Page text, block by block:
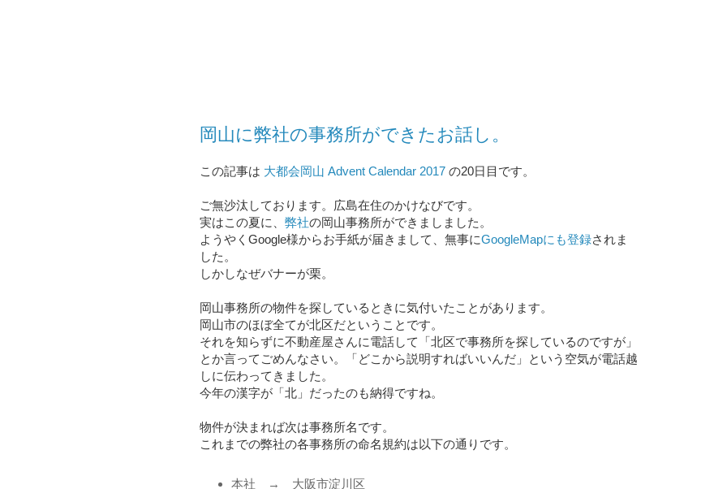
岡山に弊社の事務所ができたお話し。
この記事は 大都会岡山 Advent Calendar 2017 の20日目です。
ご無沙汰しております。広島在住のかけなびです。
実はこの夏に、 弊社の岡山事務所ができましました。
ようやくGoogle様からお手紙が届きまして、無事にGoogleMapにも登録されま
した。
しかしなぜバナーが栗。
岡山事務所の物件を探しているときに気付いたことがあります。
岡山市のほぼ全てが北区だということです。
それを知らずに不動産屋さんに電話して「北区で事務所を探しているのですが」
とか言ってごめんなさい。「どこから説明すればいいんだ」という空気が電話越
しに伝わってきました。
今年の漢字が「北」だったのも納得ですね。
物件が決まれば次は事務所名です。
これまでの弊社の各事務所の命名規約は以下の通りです。
本社 → 大阪市淀川区